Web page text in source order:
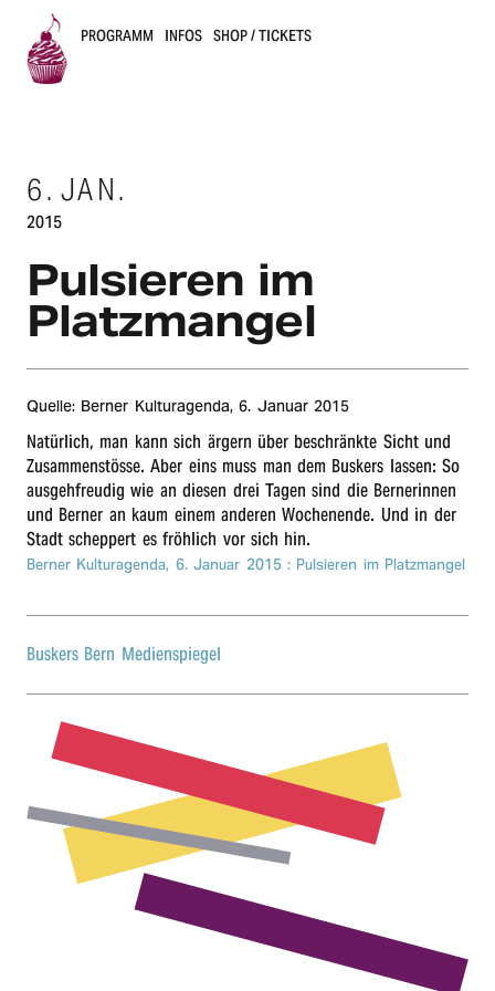
s
k
e
r
s
B
e
r
n
PROGRAMM INFOS SHOP / TICKETS
6. JAN.
2015
Pulsie­ren im
Platzmangel
Quelle: Berner Kultur­agen­da,6. Januar 2015
Natürlich, man kann sich ärgern über beschränkte Sicht und
Zusammenstösse. Aber eins muss man dem Buskers lassen: So
ausgehfreudig wie an diesen drei Tagen sind die Bernerinnen
und Berner an kaum einem anderen Wochenende. Und in der
Stadt scheppert es fröhlich vor sich hin.
Berner Kulturagenda, 6. Januar 2015: Pulsieren im Platzmangel
Buskers Bern Medienspiegel